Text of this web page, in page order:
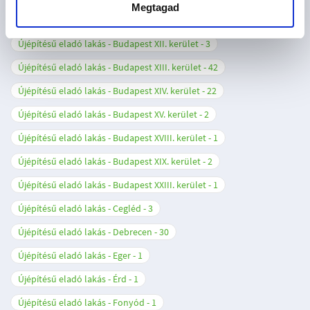
Megtagad
Újépítésű eladó lakás - Budapest XII. kerület 3
Újépítésű eladó lakás - Budapest XIII. kerület 42
Újépítésű eladó lakás - Budapest XIV. kerület 22
Újépítésű eladó lakás - Budapest XV. kerület 2
Újépítésű eladó lakás - Budapest XVIII. kerület
1
Újépítésű eladó lakás - Budapest XIX. kerület 2
Újépítésű eladó lakás - Budapest XXIII. kerület
1
Újépítésű eladó lakás - Cegléd
3
Újépítésű eladó lakás - Debrecen
30
Újépítésű eladó lakás - Eger
1
Újépítésű eladó lakás - Érd
1
Újépítésű eladó lakás - Fonyód
1